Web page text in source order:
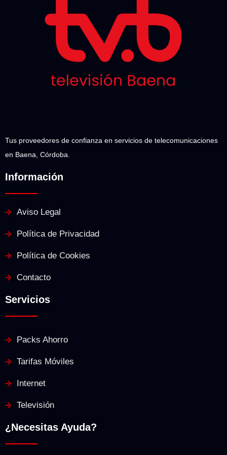
Tus proveedores de confianza en servicios de telecomunicaciones
en Baena, Córdoba.
Información
Aviso Legal
Política de Privacidad
Política de Cookies
Contacto
Servicios
Packs Ahorro
Tarifas Móviles
Internet
Televisión
¿Necesitas Ayuda?